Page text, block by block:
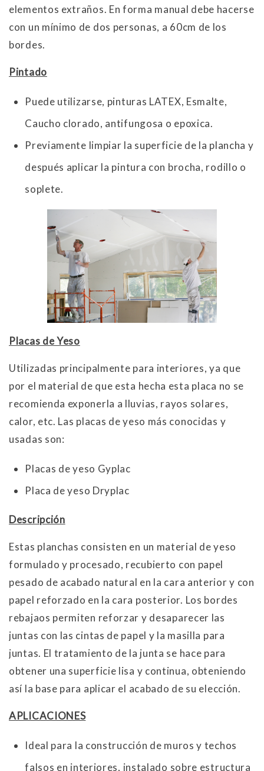
elementos extraños. En forma manual debe hacerse
con un mínimo de dos personas, a 60cm de los
bordes.
Pintado
Puede utilizarse, pinturas LATEX, Esmalte,
Caucho clorado, antifungosa o epoxica.
Previamente limpiar la superficie de la plancha y
después aplicar la pintura con brocha, rodillo o
soplete.
Placas de Yeso
Utilizadas principalmente para interiores, ya que
por el material de que esta hecha esta placa no se
recomienda exponerla a lluvias, rayos solares,
calor, etc. Las placas de yeso más conocidas y
usadas son:
Placas de yeso Gyplac
Placa de yeso Dryplac
Descripción
Estas planchas consisten en un material de yeso
formulado y procesado, recubierto con papel
pesado de acabado natural en la cara anterior y con
papel reforzado en la cara posterior. Los bordes
rebajaos permiten reforzar y desaparecer las
juntas con las cintas de papel y la masilla para
juntas. El tratamiento de la junta se hace para
obtener una superficie lisa y continua, obteniendo
así la base para aplicar el acabado de su elección.
APLICACIONES
Ideal para la construcción de muros y techos
falsos en interiores, instalado sobre estructura